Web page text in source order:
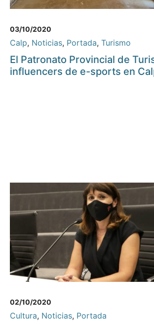
03/10/2020
Calp, Noticias, Portada, Turismo
El Patronato Provincial de
influencers de e-sports en
02/10/2020
Cultura, Noticias, Portada